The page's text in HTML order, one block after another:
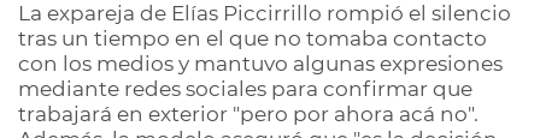
La expareja de Elías Piccirrillo rompió el silencio
tras un tiempo en el que no tomaba contacto
con los medios y mantuvo algunas expresiones
mediante redes sociales para confirmar que
trabajará en exterior "pero por ahora acá no".